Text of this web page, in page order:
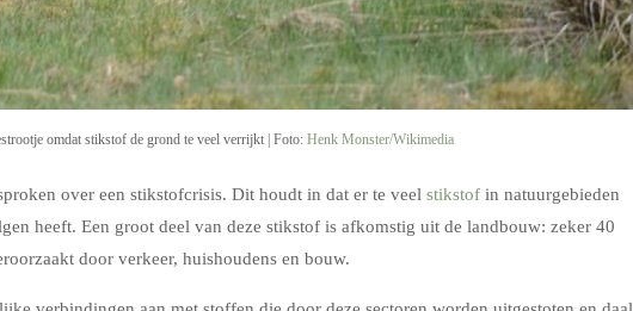
omdat stikstof de grond te veel verrijkt | Foto: Henk Monster/Wikimedia
over een stikstofcrisis. Dit houdt in dat er te veel stikstof in natuurgebieden
heeft. Een groot deel van deze stikstof is afkomstig uit de landbouw: zeker 40
door verkeer, huishoudens en bouw.